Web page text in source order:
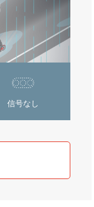
信号なし